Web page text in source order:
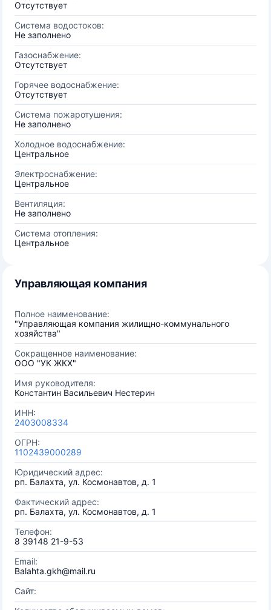
Отсутствует
Система водостоков:
Не заполнено
Газоснабжение:
Отсутствует
Горячее водоснабжение:
Отсутствует
Система пожаротушения:
Не заполнено
Холодное водоснабжение:
Центральное
Электроснабжение:
Центральное
Вентиляция:
Не заполнено
Система отопления:
Центральное
Управляющая компания
Полное наименование:
"Управляющая компания жилищно-коммунального
хозяйства"
Сокращенное наименование:
ООО "УК ЖКХ"
Имя руководителя:
Константин Васильевич Нестерин
ИНН:
2403008334
ОГРН:
1102439000289
Юридический адрес:
рп. Балахта, ул. Космонавтов, д. 1
Фактический адрес:
рп. Балахта, ул. Космонавтов, д. 1
Телефон:
8 39148 21-9-53
Email:
Balahta.gkh@mail.ru
Сайт: